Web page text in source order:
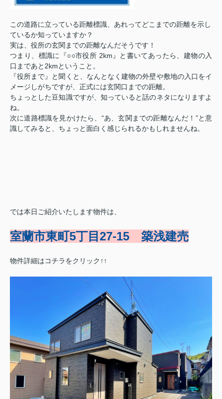
この道路に立っている距離標識、あれってどこまでの距離を示し
ているか知っていますか？
実は、役所の玄関までの距離なんだそうです！
つまり、標識に『○○市役所 2km』と書いてあったら、建物の入
口まであと2kmということ。
『役所まで』と聞くと、なんとなく建物の外壁や敷地の入口をイ
メージしがちですが、正式には玄関口までの距離。
ちょっとした豆知識ですが、知っていると話のネタになりますよ
ね。
次に道路標識を見かけたら、“あ、玄関までの距離なんだ！”と意
識してみると、ちょっと面白く感じられるかもしれませんね。
では本日ご紹介いたします物件は、
室蘭市東町5丁目27-15 築浅建売
物件詳細はコチラをクリック↑↑